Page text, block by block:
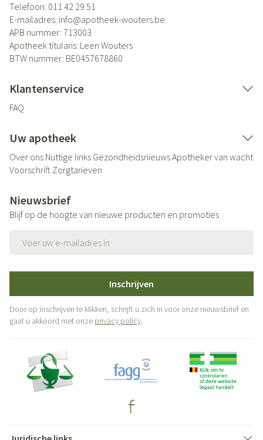
Telefoon: 011 42 29 51
E-mailadres: info@apotheek-wouters.be
APB nummer: 713003
Apotheek titularis: Leen Wouters
BTW nummer: BE0457678860
Klantenservice
FAQ
Uw apotheek
Over ons Nuttige links GezondheidsnieuwsApotheker van wacht
Voorschrift Zorgtarieven
Nieuwsbrief
Blijf op de hoogte van nieuwe producten en promoties
Inschrijven
Door op inschrijven te klikken, schrijft u zich in voor onze nieuwsbrief en
gaat u akkoord met onze privacy policy.